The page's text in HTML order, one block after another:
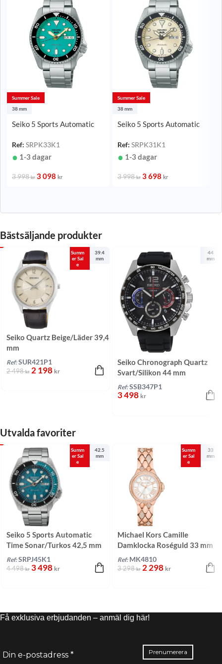
Summer Sale
38 mm
Seiko 5 Sports Automatic
Ref: SRPK33K1
1-3 dagar
3 998kr 3 098 kr
Summer Sale
38 mm
Seiko 5 Sports Automatic
Ref: SRPK31K1
1-3 dagar
3 998kr 3 698 kr
Bästsäljande produkter
Summ
er Sal
e
39.4
mm
Seiko Quartz Beige/Läder 39,4
mm
Ref: SUR421P1
2 498kr 2 198 kr
44
mm
Seiko Chronograph Quartz
Svart/Silikon 44 mm
Ref: SSB347P1
3 498 kr
Utvalda favoriter
Summ
er Sal
e
42.5
mm
Seiko 5 Sports Automatic
Time Sonar/Turkos 42,5 mm
Ref: SRPJ45K1
4 498kr 3 498 kr
Summ
er Sal
e
33
mm
Michael Kors Camille
Damklocka Roséguld 33 mm
Ref: MK4810
3 298kr 2 298 kr
Få exklusiva erbjudanden – anmäl dig här!